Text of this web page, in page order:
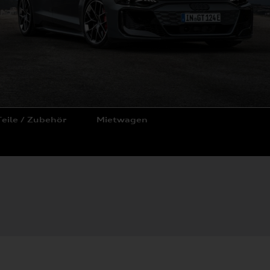
/ Zubehör Mietwagen